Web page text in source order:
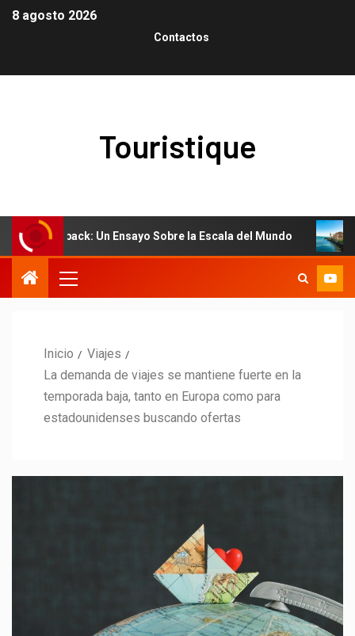
8 agosto 2026
Contactos
Touristique
Un Ensayo Sobre la Escala del Mundo El arte
Inicio
Viajes
La demanda de viajes se mantiene fuerte en la
temporada baja, tanto en Europa como para
estadounidenses buscando ofertas